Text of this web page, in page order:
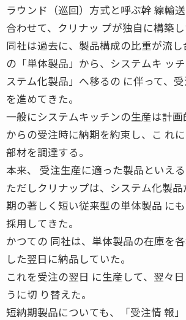
ラウンド（巡回）方式と呼ぶ幹 線輸
合わせて、クリナッ プが独自に構築し
同社は過去に、製品構成の比重が流
の「単体製品」から、システムキ ッ
ステム化製品」へ移るの に伴って、
を進めてきた。
一般にシステムキッチンの生産は計
からの受注時に納期を約束し、こ れ
部材を調達する。
本来、 受注生産に適った製品といえる
ただしクリナップは、システム化製
期の著しく短い従来型の単体製品 に
採用してきた。
かつての 同社は、単体製品の在庫を
した翌日に納品していた。
これを受注の翌日 に生産して、翌々
うに切 り替えた。
短納期製品についても、「受注情 報